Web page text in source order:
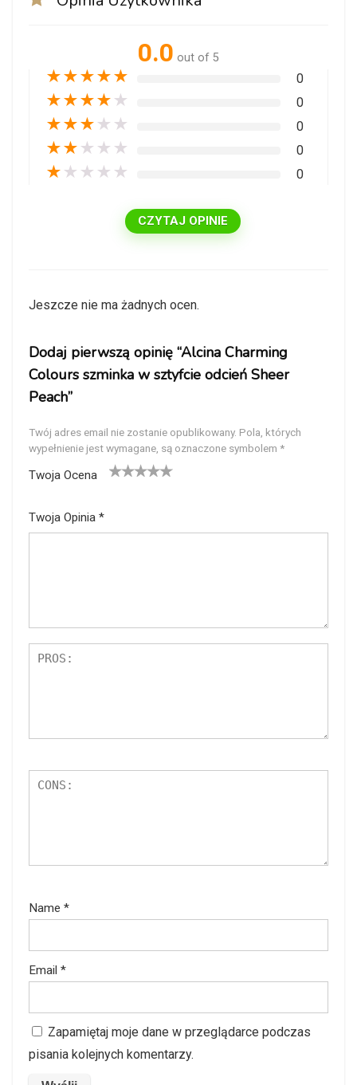
0.0 out of 5
★★★★★ 0
★★★★ ★ 0
★★★ ★ ★ 0
★★ ★ ★ ★ 0
★ ★ ★ ★ ★ 0
CZYTAJ OPINIE
Jeszcze nie ma żadnych ocen.
Dodaj pierwszą opinię “Alcina Charming
Colours szminka w sztyfcie odcień Sheer
Peach”
Twój adres email nie zostanie opublikowany. Pola, których
wypełnienie jest wymagane, są oznaczone symbolem *
Twoja Ocena
Twoja Opinia *
Name *
Email *
Zapamiętaj moje dane w przeglądarce podczas
pisania kolejnych komentarzy.